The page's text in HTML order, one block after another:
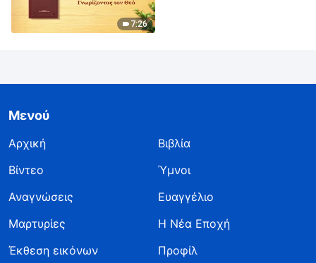
7:26
Μενού
Αρχική
Βιβλία
Βίντεο
Ύμνοι
Αναγνώσεις
Ευαγγέλιο
Μαρτυρίες
Η Νέα Εποχή
Έκθεση εικόνων
Προφίλ